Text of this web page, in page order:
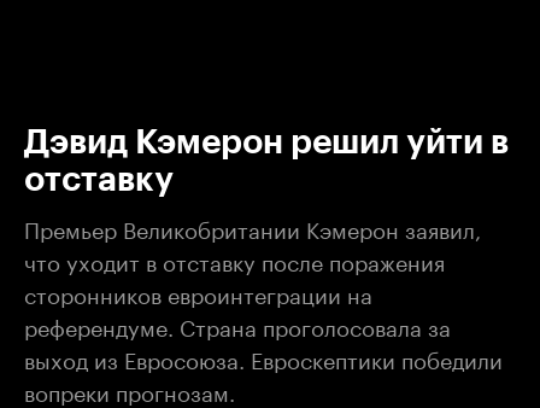
Дэвид Кэмерон решил уйти в
отставку
Премьер Великобритании Кэмерон заявил,
что уходит в отставку после поражения
сторонников евроинтеграции на
референдуме. Страна проголосовала за
выход из Евросоюза. Евроскептики победили
вопреки прогнозам.